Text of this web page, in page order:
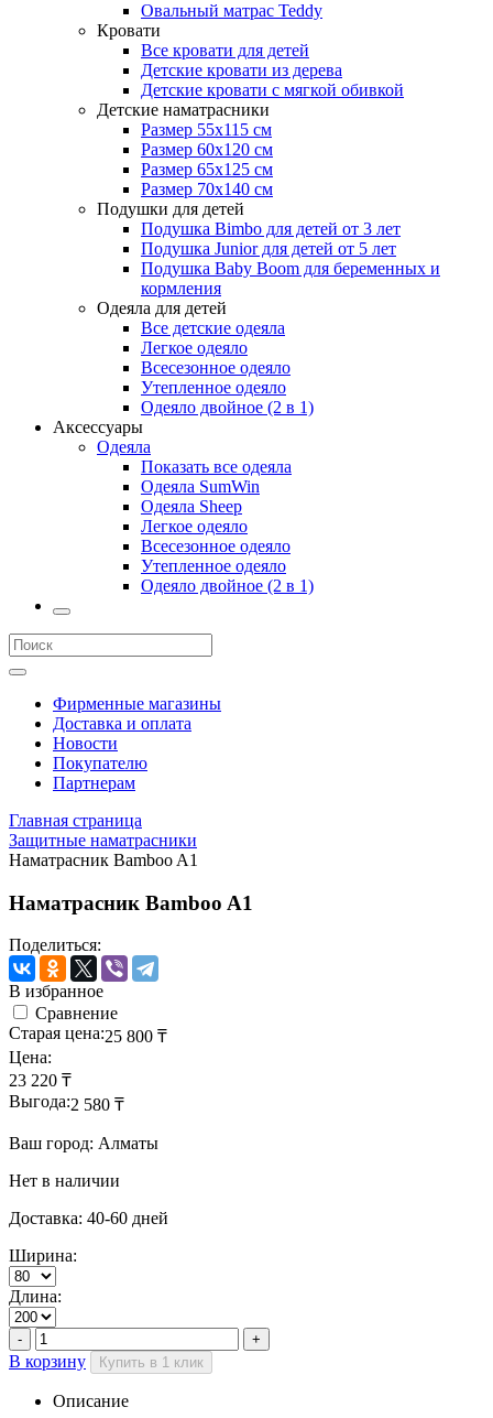
Овальный матрас Teddy
Кровати
Все кровати для детей
Детские кровати из дерева
Детские кровати с мягкой обивкой
Детские наматрасники
Размер 55x115 см
Размер 60x120 см
Размер 65x125 см
Размер 70x140 см
Подушки для детей
Подушка Bimbo для детей от 3 лет
Подушка Junior для детей от 5 лет
Подушка Baby Boom для беременных и
кормления
Одеяла для детей
Все детские одеяла
Легкое одеяло
Всесезонное одеяло
Утепленное одеяло
Одеяло двойное (2 в 1)
Аксессуары
Одеяла
Показать все одеяла
Одеяла SumWin
Одеяла Sheep
Легкое одеяло
Всесезонное одеяло
Утепленное одеяло
Одеяло двойное (2 в 1)
Фирменные магазины
Доставка и оплата
Новости
Покупателю
Партнерам
Главная страница
Защитные наматрасники
Наматрасник Bamboo A1
Наматрасник Bamboo A1
Поделиться:
В избранное
Сравнение
Старая цена:25 800 ₸
Цена:
23 220 ₸
Выгода:2 580 ₸
Ваш город: Алматы
Нет в наличии
Доставка: 40-60 дней
Ширина:
Длина:
В корзину Купить в 1 клик
Описание